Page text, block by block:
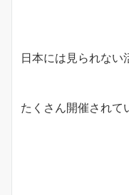
日本には見られない
たくさん開催されて